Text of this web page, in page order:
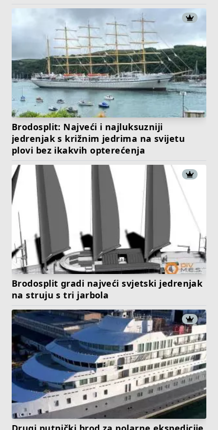
Brodosplit: Najveći i najluksuzniji
jedrenjak s križnim jedrima na svijetu
plovi bez ikakvih opterećenja
Brodosplit gradi najveći svjetski jedrenjak
na struju s tri jarbola